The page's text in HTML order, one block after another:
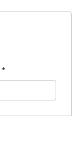
*